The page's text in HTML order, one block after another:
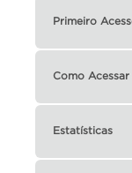
Primeiro
Como Acessar
Estatísticas